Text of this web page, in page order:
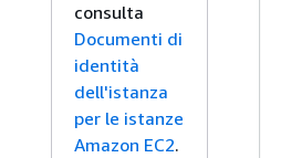
consulta
Documenti di
identità
dell'istanza
per le istanze
Amazon EC2.